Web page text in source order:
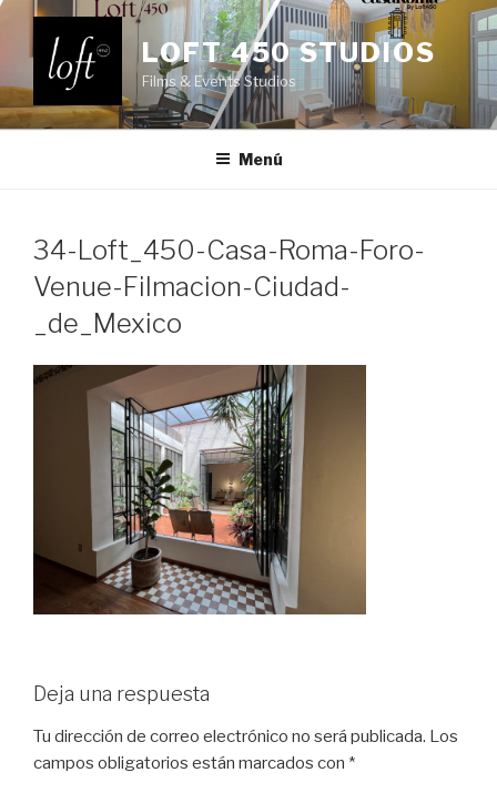
Saltar
contenido
LOFT 450 STUDIOS
Films & Events Studios
Menú
34-Loft_450-Casa-Roma-Foro-
Venue-Filmacion-Ciudad-
_de_Mexico
Deja una respuesta
Tu dirección de correo electrónico no será publicada. Los
campos obligatorios están marcados con *